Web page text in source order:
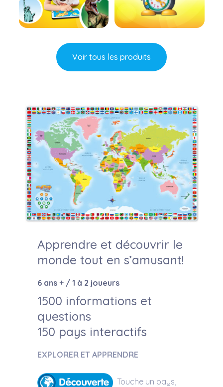
En savoir plus
En savoir plus
Voir tous les produits
Apprendre et découvrir le
monde tout en s’amusant!
6 ans + / 1 à 2 joueurs
1500 informations et
questions
150 pays interactifs
EXPLORER ET APPRENDRE
Touche un pays,